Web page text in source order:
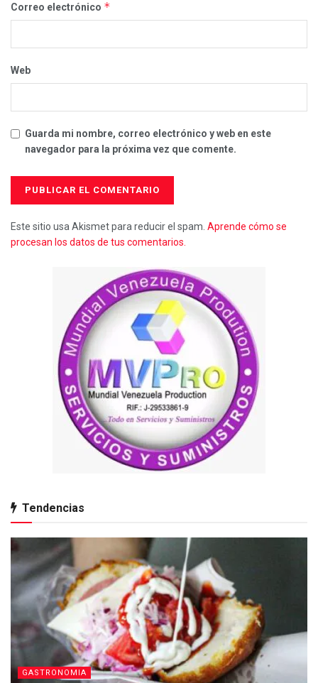
Correo electrónico *
Web
Guarda mi nombre, correo electrónico y web en este
navegador para la próxima vez que comente.
Este sitio usa Akismet para reducir el spam. Aprende cómo se
procesan los datos de tus comentarios.
Tendencias
GASTRONOMIA